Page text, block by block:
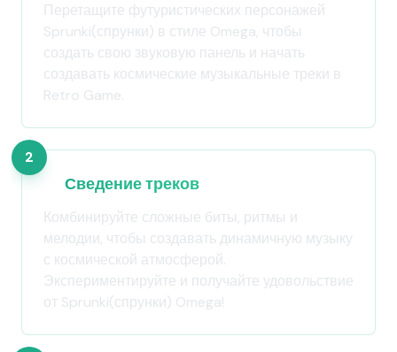
Перетащите футуристических персонажей
Sprunki(спрунки) в стиле Omega, чтобы
создать свою звуковую панель и начать
создавать космические музыкальные треки в
Retro Game.
2
Сведение треков
Комбинируйте сложные биты, ритмы и
мелодии, чтобы создавать динамичную музыку
с космической атмосферой.
Экспериментируйте и получайте удовольствие
от Sprunki(спрунки) Omega!